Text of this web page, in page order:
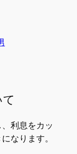
利息をカッ
なります。